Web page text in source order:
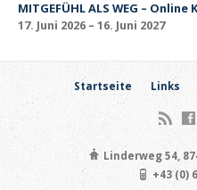
MITGEFÜHL ALS WEG – Online
17. Juni 2026 – 16. Juni 2027
Startseite Links
Linderweg 54,
+43 (0)